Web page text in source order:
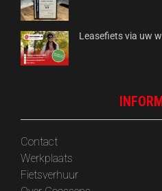
Leasefiets via uw
Contact
Werkplaats
Fietsverhuur